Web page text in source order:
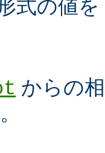
式の値
からの